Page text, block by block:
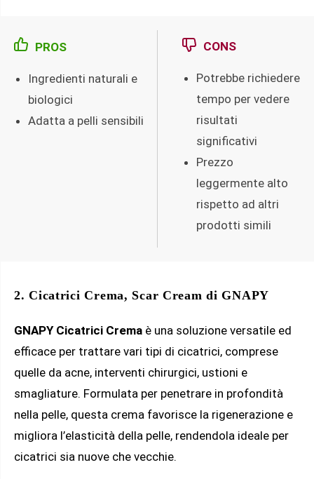
PROS
Ingredienti naturali e
biologici
Adatta a pelli sensibili
CONS
Potrebbe richiedere
tempo per vedere
risultati
significativi
Prezzo
leggermente alto
rispetto ad altri
prodotti simili
2. Cicatrici Crema, Scar Cream di GNAPY
GNAPY Cicatrici Crema è una soluzione versatile ed
efficace per trattare vari tipi di cicatrici, comprese
quelle da acne, interventi chirurgici, ustioni e
smagliature. Formulata per penetrare in profondità
nella pelle, questa crema favorisce la rigenerazione e
migliora l’elasticità della pelle, rendendola ideale per
cicatrici sia nuove che vecchie.